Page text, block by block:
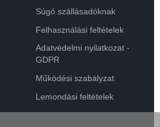
Súgó szállásadóknak
Felhasználási feltételek
Adatvédelmi nyilatkozat -
GDPR
Működési szabályzat
Lemondási feltételek